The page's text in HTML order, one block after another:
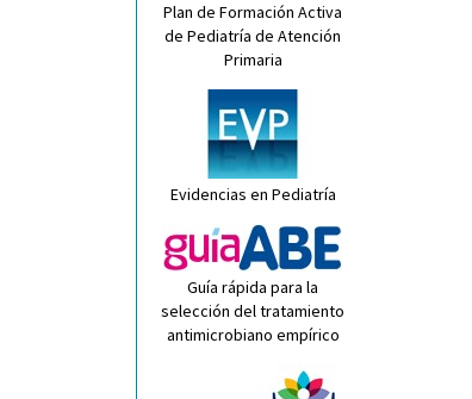
Plan de Formación Activa
de Pediatría de Atención
Primaria
Evidencias en Pediatría
Guía rápida para la
selección del tratamiento
antimicrobiano empírico